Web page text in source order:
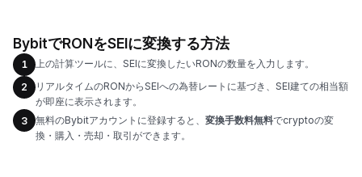
BybitでRONをSEIに変換する方法
1
上の計算ツールに、SEIに変換したいRONの数量を入力します。
2
リアルタイムのRONからSEIへの為替レートに基づき、SEI建ての相当額
が即座に表示されます。
3
無料のBybitアカウントに登録すると、 変換手数料無料でcryptoの変
換・購入・売却・取引ができます。